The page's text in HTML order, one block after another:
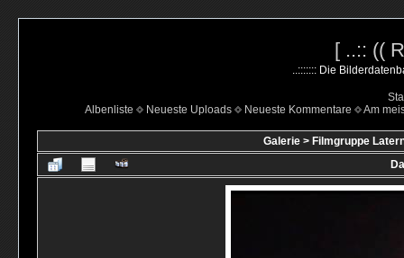
[ ..:: ((
..::::::: Die
Albenliste
Neueste Uploads Neueste Kommentare Am
Galerie > Filmgruppe